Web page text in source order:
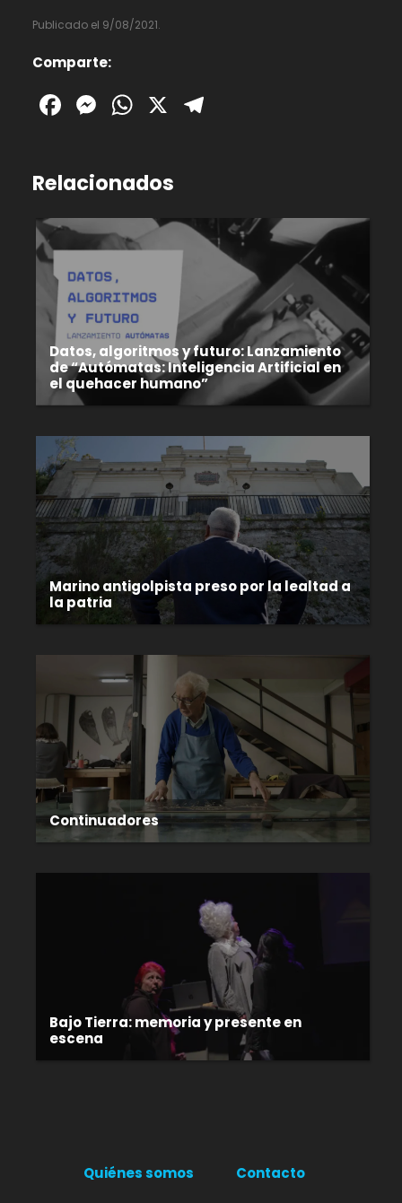
Publicado el 9/08/2021.
Comparte:
Facebook
Messenger
WhatsApp
X
Relacionados
Datos, algoritmos y futuro: Lanzamiento
de “Autómatas: Inteligencia Artificial en
el quehacer humano”
Marino antigolpista preso por la lealtad a
la patria
Continuadores
Bajo Tierra: memoria y presente en
escena
Quiénes somos Contacto